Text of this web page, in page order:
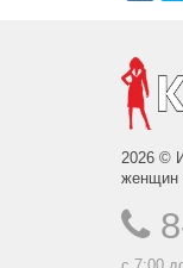
2026 ©
женщин